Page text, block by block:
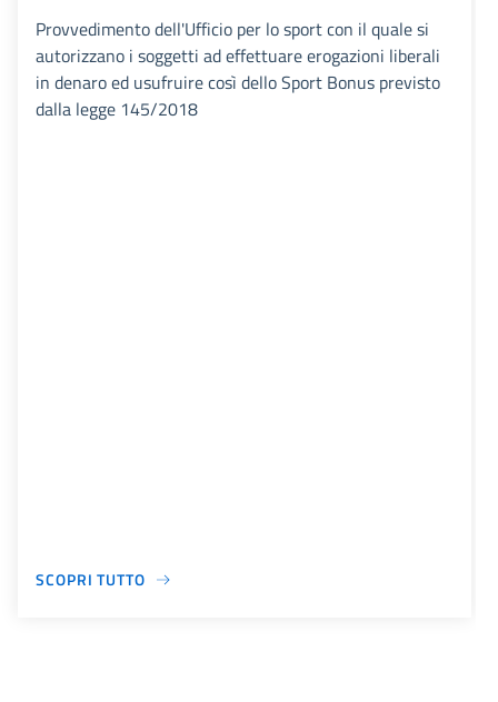
Provvedimento dell'Ufficio per lo sport con il quale si
autorizzano i soggetti ad effettuare erogazioni liberali
in denaro ed usufruire così dello Sport Bonus previsto
dalla legge 145/2018
SCOPRI TUTTO